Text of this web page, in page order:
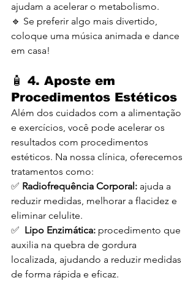
ajudam a acelerar o metabolismo.
🔹 Se preferir algo mais divertido,
coloque uma música animada e dance
em casa!
🧴 4. Aposte em
Procedimentos Estéticos
Além dos cuidados com a alimentação
e exercícios, você pode acelerar os
resultados com procedimentos
estéticos. Na nossa clínica, oferecemos
tratamentos como:
✅ Radiofrequência Corporal: ajuda a
reduzir medidas, melhorar a flacidez e
eliminar celulite.
✅ Lipo Enzimática: procedimento que
auxilia na quebra de gordura
localizada, ajudando a reduzir medidas
de forma rápida e eficaz.